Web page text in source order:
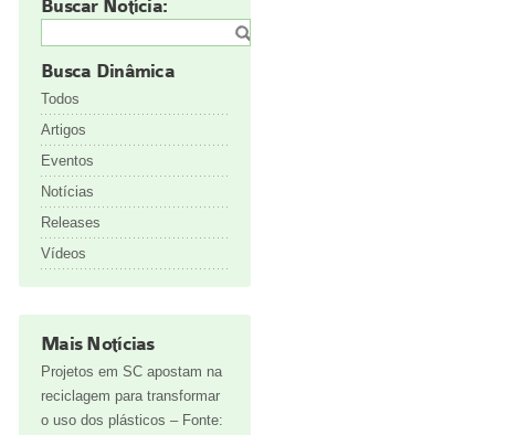
Buscar Notícia:
Busca Dinâmica
Todos
Artigos
Eventos
Notícias
Releases
Vídeos
Mais Notícias
Projetos em SC apostam na
reciclagem para transformar
o uso dos plásticos – Fonte: